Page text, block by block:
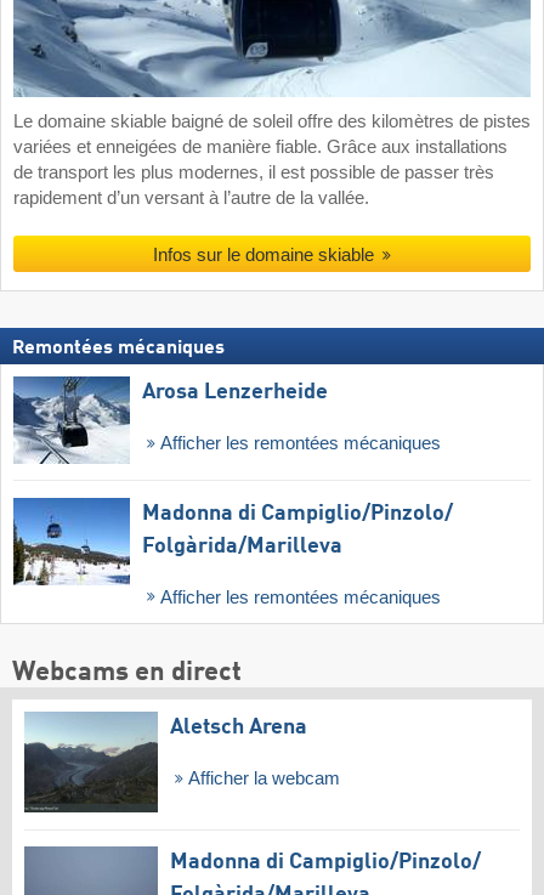
Le domaine skiable baigné de soleil offre des kilomètres de pistes
variées et enneigées de manière fiable. Grâce aux installations
de transport les plus modernes, il est possible de passer très
rapidement d’un versant à l’autre de la vallée.
Infos sur le domaine skiable
Remontées mécaniques
Arosa Lenzerheide
Afficher les remontées mécaniques
Madonna di Campiglio/​Pinzolo/​
Folgàrida/​Marilleva
Afficher les remontées mécaniques
Webcams en direct
Aletsch Arena
Afficher la webcam
Madonna di Campiglio/​Pinzolo/​